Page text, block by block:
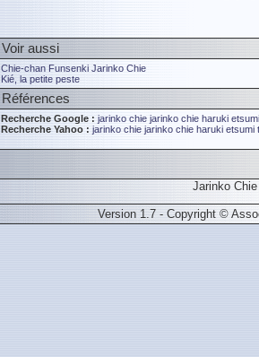
Voir aussi
Chie-chan Funsenki Jarinko Chie
Kié, la petite peste
Références
Recherche Google : jarinko chie jarinko chie haruki etsumi
Recherche Yahoo : jarinko chie jarinko chie haruki etsumi
Jarinko
Version 1.7 - Copyright ©